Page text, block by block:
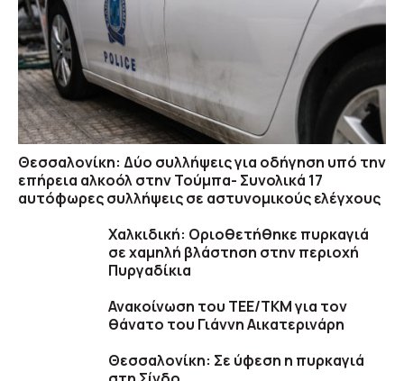
Θεσσαλονίκη: Δύο συλλήψεις για οδήγηση υπό την
επήρεια αλκοόλ στην Τούμπα- Συνολικά 17
αυτόφωρες συλλήψεις σε αστυνομικούς ελέγχους
Χαλκιδική: Οριοθετήθηκε πυρκαγιά
σε χαμηλή βλάστηση στην περιοχή
Πυργαδίκια
Ανακοίνωση του ΤΕΕ/ΤΚΜ για τον
θάνατο του Γιάννη Αικατερινάρη
Θεσσαλονίκη: Σε ύφεση η πυρκαγιά